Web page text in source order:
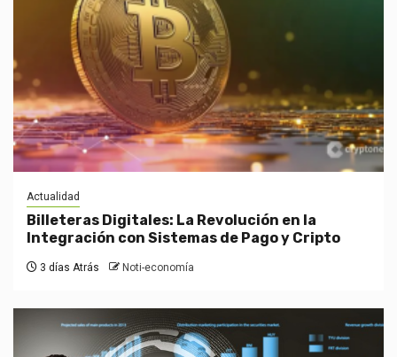
Actualidad
Billeteras Digitales: La Revolución en la
Integración con Sistemas de Pago y Cripto
3 días Atrás Noti-economía